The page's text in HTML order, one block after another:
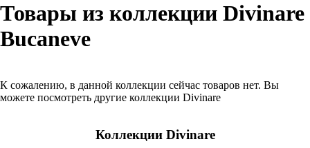
Товары из коллекции Divinare
Bucaneve
К сожалению, в данной коллекции сейчас товаров нет. Вы
можете посмотреть другие коллекции Divinare
Коллекции Divinare